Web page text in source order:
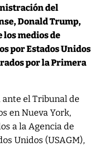
del
Donald Trump,
los medios de
por Estados Unidos
por la Primera
el Tribunal de
en Nueva York,
a la Agencia de
Unidos (USAGM),